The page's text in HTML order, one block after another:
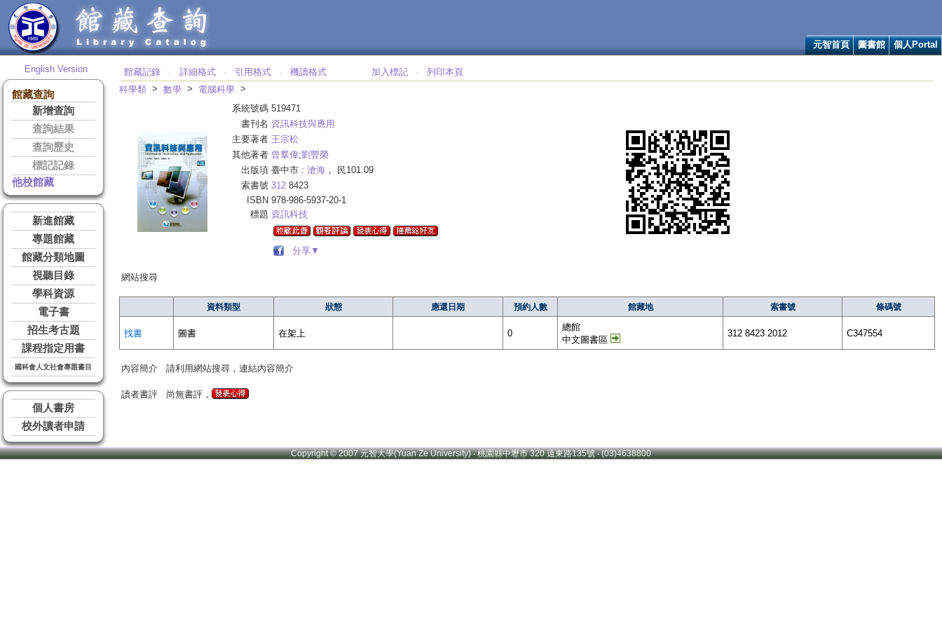
元智首頁 圖書館 個人Portal
English Version
館藏查詢
新增查詢
查詢結果
查詢歷史
標記記錄
他校館藏
新進館藏
專題館藏
館藏分類地圖
視聽目錄
學科資源
電子書
招生考古題
課程指定用書
國科會人文社會專題書目
個人書房
校外讀者申請
館藏記錄 ‧ 詳細格式 ‧ 引用格式 ‧ 機讀格式 加入標記 ‧
列印本頁
科學類 > 數學 > 電腦科學 >
系統號碼 519471
書刊名 資訊科技與應用
主要著者 王宗松
其他著者 曾羣偉;劉豐榮
出版項 臺中市 : 滄海 ， 民101.09
索書號 312 8423
ISBN 978-986-5937-20-1
標題 資訊科技
分享▼
網站搜尋
資料類型 狀態 應還日期 預約人數 館藏地 索書號 條碼號
找書 圖書 在架上 0
總館
中文圖書區
312 8423 2012 C347554
內容簡介 請利用網站搜尋，連結內容簡介
讀者書評 尚無書評，
Copyright © 2007 元智大學(Yuan Ze University) ‧ 桃園縣中壢市 320 遠東路135號 ‧ (03)4638800